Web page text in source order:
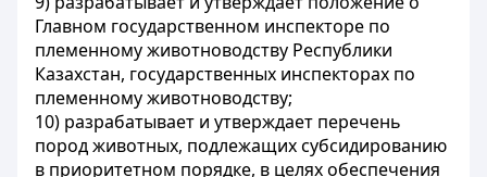
Главном государственном инспекторе по
племенному животноводству Республики
Казахстан, государственных инспекторах по
племенному животноводству;
10) разрабатывает и утверждает перечень
пород животных, подлежащих субсидированию
в приоритетном порядке, в целях обеспечения